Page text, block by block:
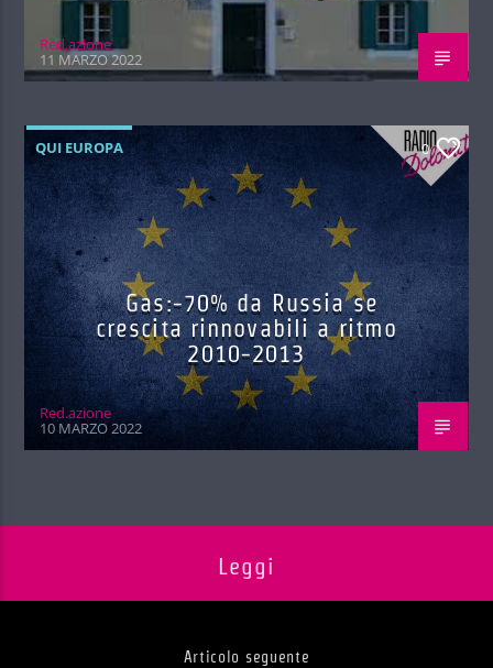
Red.azione
11 MARZO 2022
QUI EUROPA 0
Gas:-70% da Russia se
crescita rinnovabili a ritmo
2010-2013
Red.azione
10 MARZO 2022
Leggi
Articolo seguente